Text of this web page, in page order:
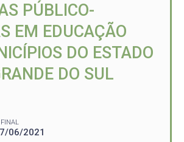
PÚBLICO-
EM EDUCAÇÃO
DO ESTADO
DO SUL
06/2021